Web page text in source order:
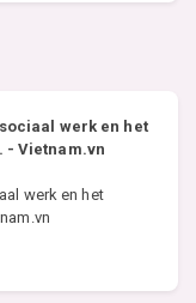
werk en het
- Vietnam.vn
werk en het